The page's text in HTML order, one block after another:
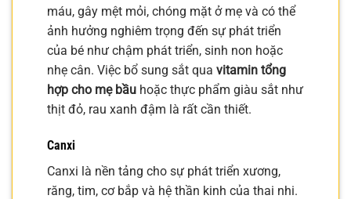
máu, gây mệt mỏi, chóng mặt ở mẹ và có thể
ảnh hưởng nghiêm trọng đến sự phát triển
của bé như chậm phát triển, sinh non hoặc
nhẹ cân. Việc bổ sung sắt qua vitamin tổng
hợp cho mẹ bầu hoặc thực phẩm giàu sắt như
thịt đỏ, rau xanh đậm là rất cần thiết.
Canxi
Canxi là nền tảng cho sự phát triển xương,
răng, tim, cơ bắp và hệ thần kinh của thai nhi.